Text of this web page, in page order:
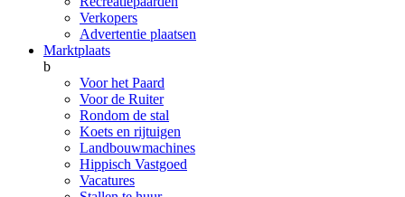
Verkopers
Advertentie plaatsen
Marktplaats
b
Voor het Paard
Voor de Ruiter
Rondom de stal
Koets en rijtuigen
Landbouwmachines
Hippisch Vastgoed
Vacatures